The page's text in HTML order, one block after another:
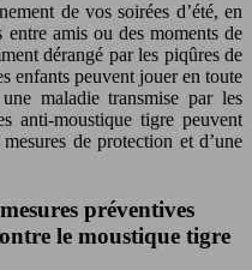
de vos soirées d’été, en
entre amis ou des moments de
dérangé par les piqûres de
enfants peuvent jouer en toute
maladie transmise par les
anti-moustique tigre peuvent
de protection et d’une
préventives
le moustique tigre